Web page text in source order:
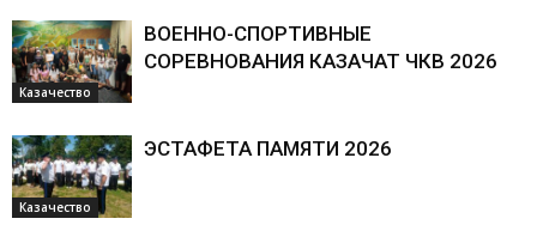
Казачество
ВОЕННО-СПОРТИВНЫЕ
СОРЕВНОВАНИЯ КАЗАЧАТ ЧКВ 2026
Казачество
ЭСТАФЕТА ПАМЯТИ 2026